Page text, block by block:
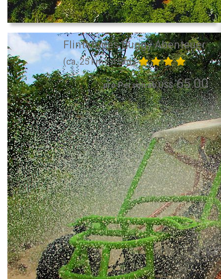
Flintstones Buggy Abenteuer
(ca. 25 km / 4 Std.)
pro Person ab US$65.00